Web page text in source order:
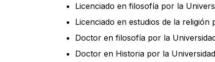
Licenciado en filosofía por la
Licenciado en estudios de la
Doctor en filosofía por la
Doctor en Historia por la